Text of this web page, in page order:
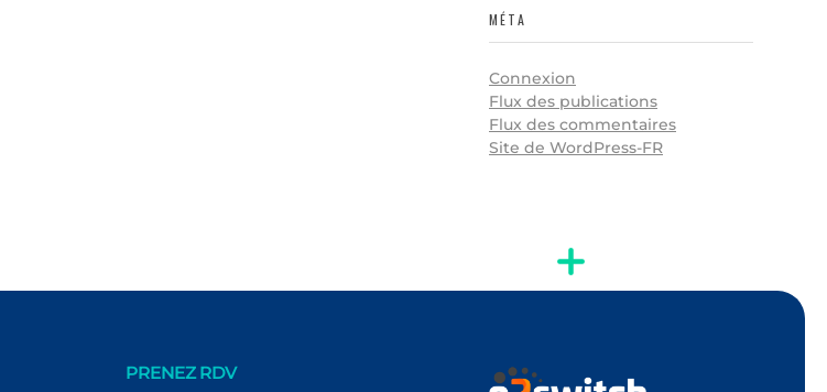
MÉTA
Connexion
Flux des publications
Flux des commentaires
Site de WordPress-FR
PRENEZ RDV